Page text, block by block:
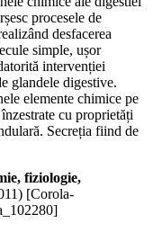
procesele de
desfacerea
simple, ușor
intervenției
glandele digestive.
elemente chimice pe
cu proprietăți
Secreția fiind de
fiziologie,
) [Corola-